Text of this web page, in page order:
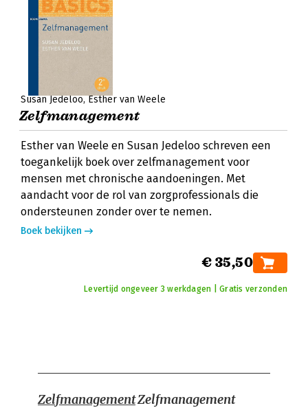
Susan Jedeloo Esther van Weele
Zelfmanagement
Esther van Weele en Susan Jedeloo schreven een
toegankelijk boek over zelfmanagement voor
mensen met chronische aandoeningen. Met
aandacht voor de rol van zorgprofessionals die
ondersteunen zonder over te nemen.
Boek bekijken
€ 35,50
Levertijd ongeveer 3 werkdagen | Gratis verzonden
ZelfmanagementZelfmanagement